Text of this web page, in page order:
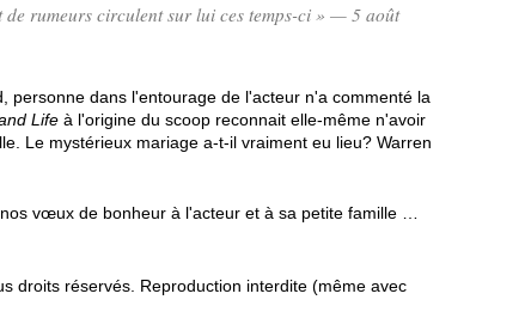
de rumeurs circulent sur lui ces temps-ci » — 5 août
personne dans l'entourage de l'acteur n'a commenté la
Life à l'origine du scoop reconnait elle-même n'avoir
Le mystérieux mariage a-t-il vraiment eu lieu? Warren
vœux de bonheur à l'acteur et à sa petite famille …
droits réservés. Reproduction interdite (même avec